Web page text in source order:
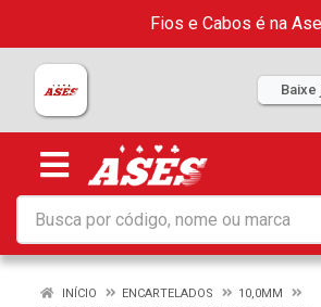
Fios e Cabos é na
Baixe
INÍCIO ENCARTELADOS
10,0MM